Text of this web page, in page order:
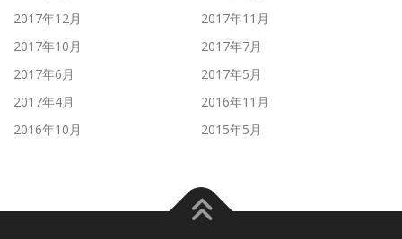
2017年12月
2017年11月
2017年10月
2017年7月
2017年6月
2017年5月
2017年4月
2016年11月
2016年10月
2015年5月